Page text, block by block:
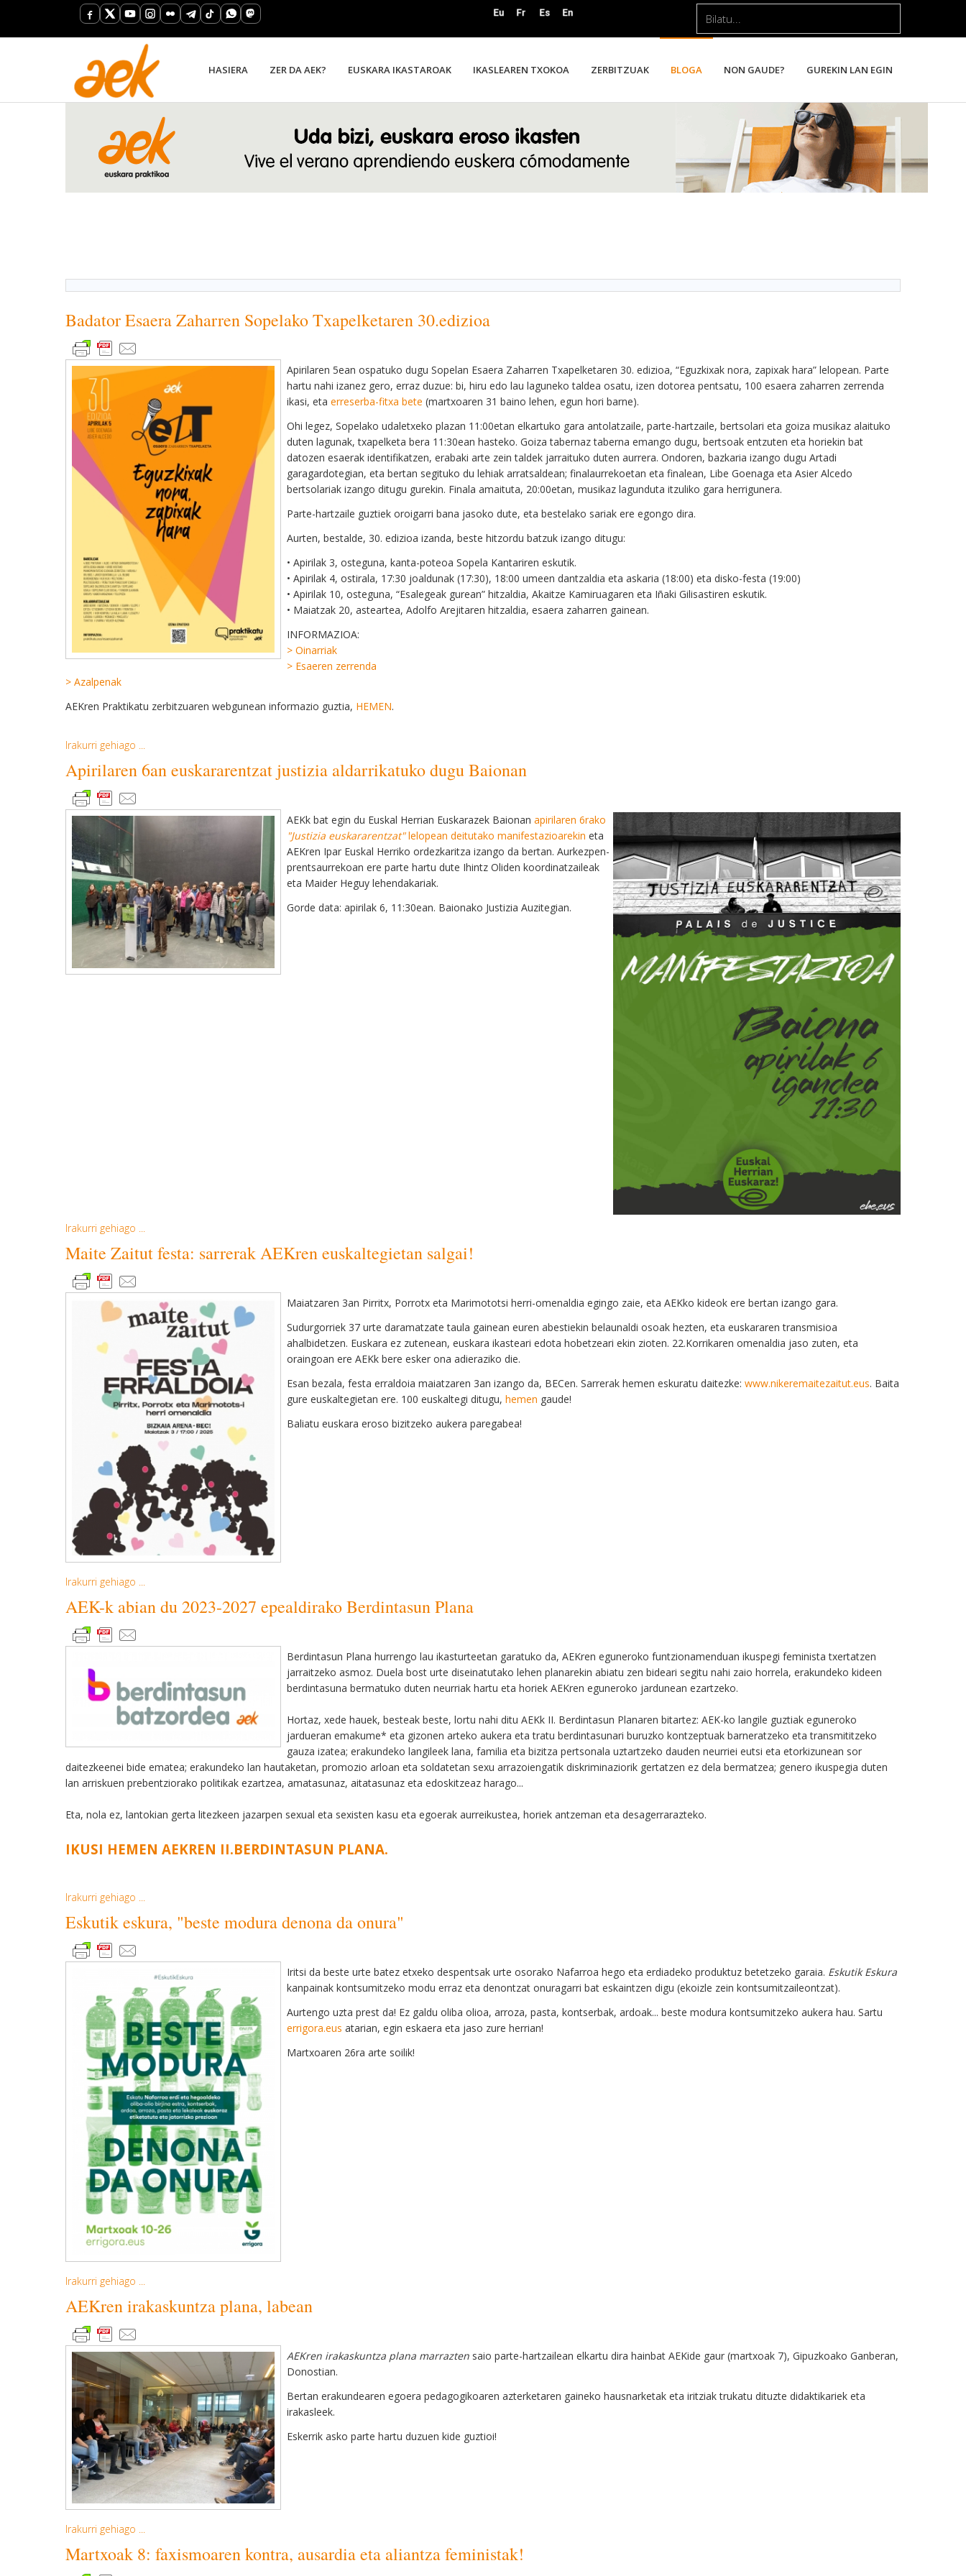
HASIERA ZER DA AEK? EUSKARA IKASTAROAK IKASLEAREN TXOKOA ZERBITZUAK BLOGA NON GAUDE? GUREKIN LAN EGIN
Badator Esaera Zaharren Sopelako Txapelketaren 30.edizioa
Apirilaren 5ean ospatuko dugu Sopelan Esaera Zaharren Txapelketaren 30. edizioa, “Eguzkixak nora, zapixak hara” lelopean. Parte
hartu nahi izanez gero, erraz duzue: bi, hiru edo lau laguneko taldea osatu, izen dotorea pentsatu, 100 esaera zaharren zerrenda
ikasi, eta erreserba-fitxa bete (martxoaren 31 baino lehen, egun hori barne).
Ohi legez, Sopelako udaletxeko plazan 11:00etan elkartuko gara antolatzaile, parte-hartzaile, bertsolari eta goiza musikaz alaituko
duten lagunak, txapelketa bera 11:30ean hasteko. Goiza tabernaz taberna emango dugu, bertsoak entzuten eta horiekin bat
datozen esaerak identifikatzen, erabaki arte zein taldek jarraituko duten aurrera. Ondoren, bazkaria izango dugu Artadi
garagardotegian, eta bertan segituko du lehiak arratsaldean; finalaurrekoetan eta finalean, Libe Goenaga eta Asier Alcedo
bertsolariak izango ditugu gurekin. Finala amaituta, 20:00etan, musikaz lagunduta itzuliko gara herrigunera.
Parte-hartzaile guztiek oroigarri bana jasoko dute, eta bestelako sariak ere egongo dira.
Aurten, bestalde, 30. edizioa izanda, beste hitzordu batzuk izango ditugu:
• Apirilak 3, osteguna, kanta-poteoa Sopela Kantariren eskutik.
• Apirilak 4, ostirala, 17:30 joaldunak (17:30), 18:00 umeen dantzaldia eta askaria (18:00) eta disko-festa (19:00)
• Apirilak 10, osteguna, “Esalegeak gurean” hitzaldia, Akaitze Kamiruagaren eta Iñaki Gilisastiren eskutik.
• Maiatzak 20, asteartea, Adolfo Arejitaren hitzaldia, esaera zaharren gainean.
INFORMAZIOA:
> Oinarriak
> Esaeren zerrenda
> Azalpenak
AEKren Praktikatu zerbitzuaren webgunean informazio guztia, HEMEN.
Irakurri gehiago ...
Apirilaren 6an euskararentzat justizia aldarrikatuko dugu Baionan
AEKk bat egin du Euskal Herrian Euskarazek Baionan apirilaren 6rako
"Justizia euskararentzat"lelopean deitutako manifestazioarekin eta
AEKren Ipar Euskal Herriko ordezkaritza izango da bertan. Aurkezpen-
prentsaurrekoan ere parte hartu dute Ihintz Oliden koordinatzaileak
eta Maider Heguy lehendakariak.
Gorde data: apirilak 6, 11:30ean. Baionako Justizia Auzitegian.
Irakurri gehiago ...
Maite Zaitut festa: sarrerak AEKren euskaltegietan salgai!
Maiatzaren 3an Pirritx, Porrotx eta Marimototsi herri-omenaldia egingo zaie, eta AEKko kideok ere bertan izango gara.
Sudurgorriek 37 urte daramatzate taula gainean euren abestiekin belaunaldi osoak hezten, eta euskararen transmisioa
ahalbidetzen. Euskara ez zutenean, euskara ikasteari edota hobetzeari ekin zioten. 22.Korrikaren omenaldia jaso zuten, eta
oraingoan ere AEKk bere esker ona adieraziko die.
Esan bezala, festa erraldoia maiatzaren 3an izango da, BECen. Sarrerak hemen eskuratu daitezke: www.nikeremaitezaitut.eus. Baita
gure euskaltegietan ere. 100 euskaltegi ditugu, hemen gaude!
Baliatu euskara eroso bizitzeko aukera paregabea!
Irakurri gehiago ...
AEK-k abian du 2023-2027 epealdirako Berdintasun Plana
Berdintasun Plana hurrengo lau ikasturteetan garatuko da, AEKren eguneroko funtzionamenduan ikuspegi feminista txertatzen
jarraitzeko asmoz. Duela bost urte diseinatutako lehen planarekin abiatu zen bideari segitu nahi zaio horrela, erakundeko kideen
berdintasuna bermatuko duten neurriak hartu eta horiek AEKren eguneroko jardunean ezartzeko.
Hortaz, xede hauek, besteak beste, lortu nahi ditu AEKk II. Berdintasun Planaren bitartez: AEK-ko langile guztiak eguneroko
jardueran emakume* eta gizonen arteko aukera eta tratu berdintasunari buruzko kontzeptuak barneratzeko eta transmititzeko
gauza izatea; erakundeko langileek lana, familia eta bizitza pertsonala uztartzeko dauden neurriei eutsi eta etorkizunean sor
daitezkeenei bide ematea; erakundeko lan hautaketan, promozio arloan eta soldatetan sexu arrazoiengatik diskriminaziorik gertatzen ez dela bermatzea; genero ikuspegia duten
lan arriskuen prebentziorako politikak ezartzea, amatasunaz, aitatasunaz eta edoskitzeaz harago...
Eta, nola ez, lantokian gerta litezkeen jazarpen sexual eta sexisten kasu eta egoerak aurreikustea, horiek antzeman eta desagerrarazteko.
IKUSI HEMEN AEKREN II.BERDINTASUN PLANA.
Irakurri gehiago ...
Eskutik eskura, "beste modura denona da onura"
Iritsi da beste urte batez etxeko despentsak urte osorako Nafarroa hego eta erdiadeko produktuz betetzeko garaia. Eskutik Eskura
kanpainak kontsumitzeko modu erraz eta denontzat onuragarri bat eskaintzen digu (ekoizle zein kontsumitzaileontzat).
Aurtengo uzta prest da! Ez galdu oliba olioa, arroza, pasta, kontserbak, ardoak... beste modura kontsumitzeko aukera hau. Sartu
errigora.eus atarian, egin eskaera eta jaso zure herrian!
Martxoaren 26ra arte soilik!
Irakurri gehiago ...
AEKren irakaskuntza plana, labean
AEKren irakaskuntza plana marrazten saio parte-hartzailean elkartu dira hainbat AEKide gaur (martxoak 7), Gipuzkoako Ganberan,
Donostian.
Bertan erakundearen egoera pedagogikoaren azterketaren gaineko hausnarketak eta iritziak trukatu dituzte didaktikariek eta
irakasleek.
Eskerrik asko parte hartu duzuen kide guztioi!
Irakurri gehiago ...
Martxoak 8: faxismoaren kontra, ausardia eta aliantza feministak!